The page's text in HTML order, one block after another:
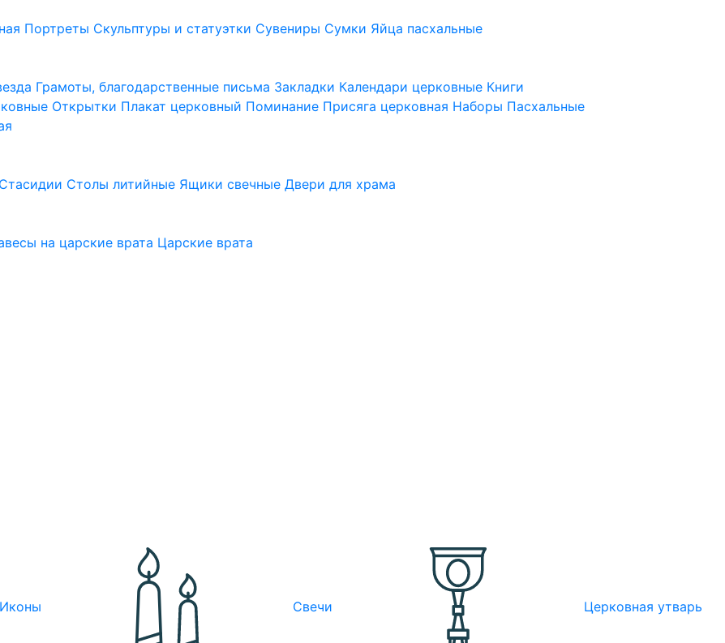
Портреты Скульптуры и статуэтки Сувениры Сумки Яйца пасхальные
Грамоты, благодарственные письма Закладки Календари церковные Книги
Открытки Плакат церковный Поминание Присяга церковная Наборы Пасхальные
Стасидии Столы литийные Ящики свечныеДвери для храма
на царские врата Царские врата
Иконы Свечи Церковная утварь